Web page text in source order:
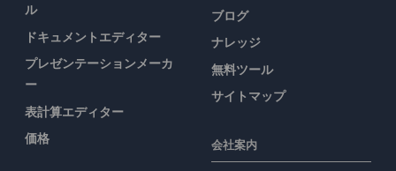
ル
ドキュメントエディター
プレゼンテーションメーカ
ー
表計算エディター
価格
ブログ
ナレッジ
無料ツール
サイトマップ
会社案内